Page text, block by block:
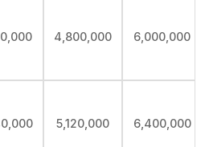
4,800,000 6,000,000
5,120,000 6,400,000